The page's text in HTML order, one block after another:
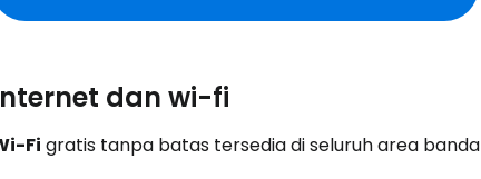
dan wi-fi
Fi gratis tanpa batas tersedia di seluruh area